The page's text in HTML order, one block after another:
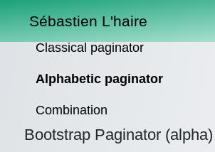
Sébastien L'haire
Classical paginator
Alphabetic paginator
Combination
Bootstrap Paginator (alpha)